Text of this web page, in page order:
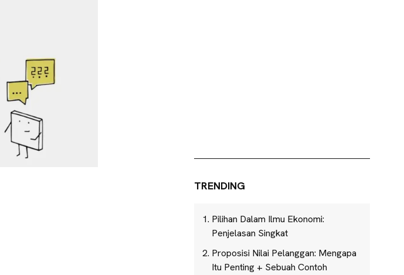
TRENDING
Pilihan Dalam Ilmu Ekonomi:
Penjelasan Singkat
Proposisi Nilai Pelanggan: Mengapa
Itu Penting + Sebuah Contoh